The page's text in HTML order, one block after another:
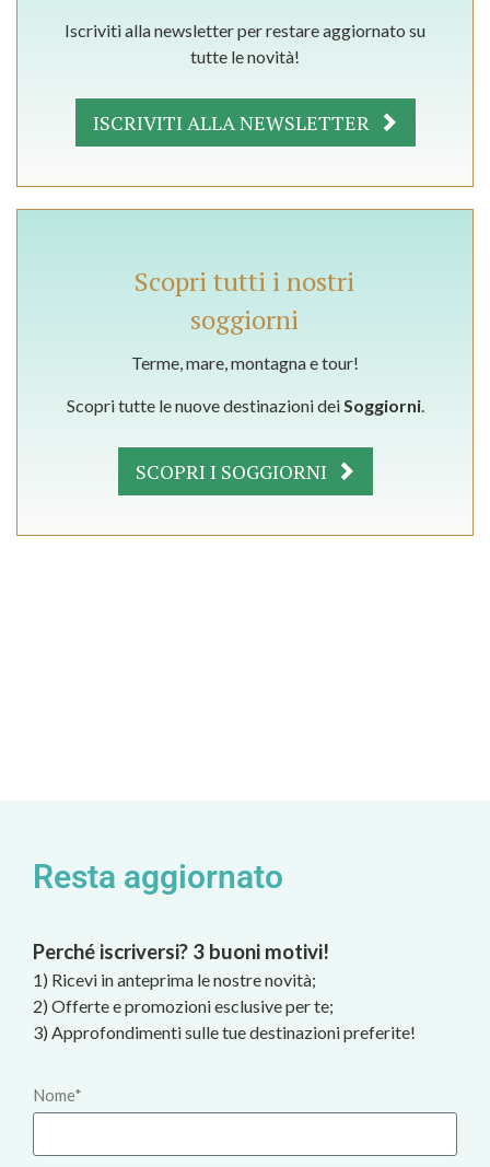
Iscriviti alla newsletter per restare aggiornato su
tutte le novità!
ISCRIVITI ALLA NEWSLETTER
Scopri tutti i nostri
soggiorni
Terme, mare, montagna e tour!
Scopri tutte le nuove destinazioni deiSoggiorni.
SCOPRI I SOGGIORNI
Resta aggiornato
Perché iscriversi? 3 buoni motivi!
1) Ricevi in anteprima le nostre novità;
2) Offerte e promozioni esclusive per te;
3) Approfondimenti sulle tue destinazioni preferite!
Nome*